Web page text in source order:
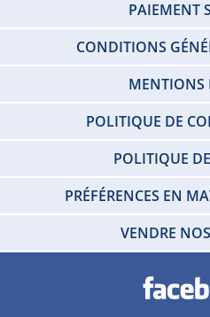
PAIEMENT
CONDITIONS
MENTIONS
POLITIQUE DE
POLITIQUE
PRÉFÉRENCES EN
VENDRE